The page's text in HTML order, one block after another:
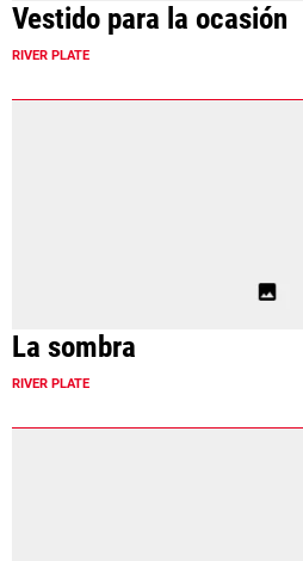
Vestido para la ocasión
RIVER PLATE
La sombra
RIVER PLATE